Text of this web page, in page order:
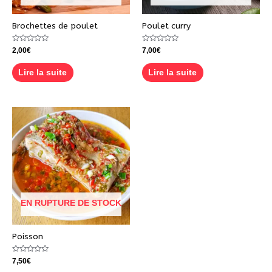
Brochettes de poulet
Note
0
sur
5
2,00€
Lire la suite
Poulet curry
Note
0
sur
5
7,00€
Lire la suite
EN RUPTURE DE STOCK
Poisson
Note
0
7,50€